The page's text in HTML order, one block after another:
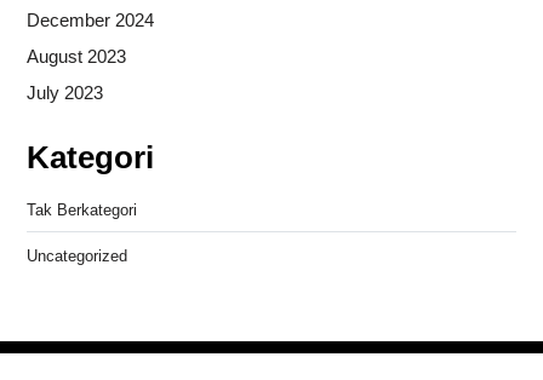
December 2024
August 2023
July 2023
Kategori
Tak Berkategori
Uncategorized